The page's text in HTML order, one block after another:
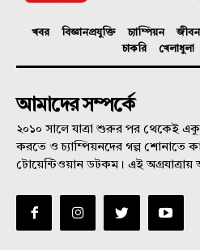
খবর বিজ্ঞানপ্রযুক্তি চ্যাম্পিয়ন
চাকরি
খেলাধুলা
আমাদের সম্পর্কে
২০১০ সালে যাত্রা শুরুর পর থেকেই
করতে ও চ্যাম্পিয়নদের গল্প শোনাতে
টোয়েন্টিওয়ান ডটকম। এই